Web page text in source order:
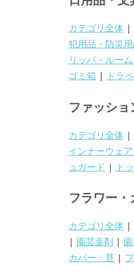
カテゴリ全体 |
犯用品・防災
リッパ・ルー
ゴミ箱 | トラ
ファッショ
カテゴリ全体 |
インナーウェ
ュガード | ト
フラワー・
カテゴリ全体 |
| 園芸薬剤 |
カバー・苔 |